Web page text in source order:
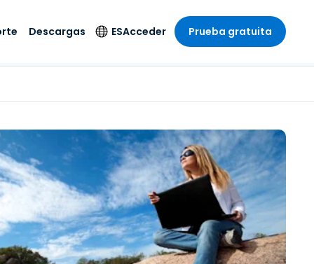
con
de
Antivirus
Detección y
respuesta de puntos
finales
Acceso y control de
Wi-Fi de Foxpass
Espacio de trabajo
seguro Zero Trust
menor
y sector público
y Diseño
contabilidad
menor
Descargas ES
Deutsch
Español
Français
Italiano
Nederlands
Português
Acceder Prueba gratuita